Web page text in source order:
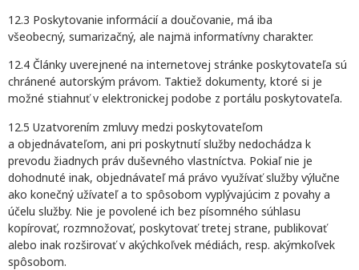
12.3 Poskytovanie informácií a doučovanie, má iba
všeobecný, sumarizačný, ale najmä informatívny charakter.
12.4 Články uverejnené na internetovej stránke poskytovateľa sú
chránené autorským právom. Taktiež dokumenty, ktoré si je
možné stiahnuť v elektronickej podobe z portálu poskytovateľa.
12.5 Uzatvorením zmluvy medzi poskytovateľom
a objednávateľom, ani pri poskytnutí služby nedochádza k
prevodu žiadnych práv duševného vlastníctva. Pokiaľ nie je
dohodnuté inak, objednávateľ má právo využívať služby výlučne
ako konečný užívateľ a to spôsobom vyplývajúcim z povahy a
účelu služby. Nie je povolené ich bez písomného súhlasu
kopírovať, rozmnožovať, poskytovať tretej strane, publikovať
alebo inak rozširovať v akýchkoľvek médiách, resp. akýmkoľvek
spôsobom.